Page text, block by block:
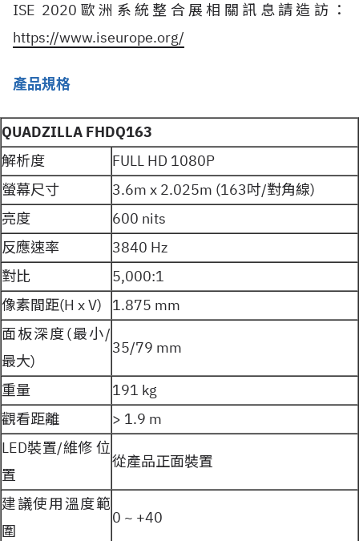
ISE 2020歐洲系統整合展相關訊息請造訪：
https://www.iseurope.org/
產品規格
QUADZILLA FHDQ163
解析度
FULL HD 1080P
螢幕尺寸
3.6m x 2.025m (163吋/對角線)
亮度
600 nits
反應速率
3840 Hz
對比
5,000:1
像素間距(H x V)
1.875 mm
面板深度(最小/
最大)
35/79 mm
重量
191 kg
觀看距離
> 1.9 m
LED裝置/維修 位
置
從產品正面裝置
建議使用溫度範
圍
0 ~ +40